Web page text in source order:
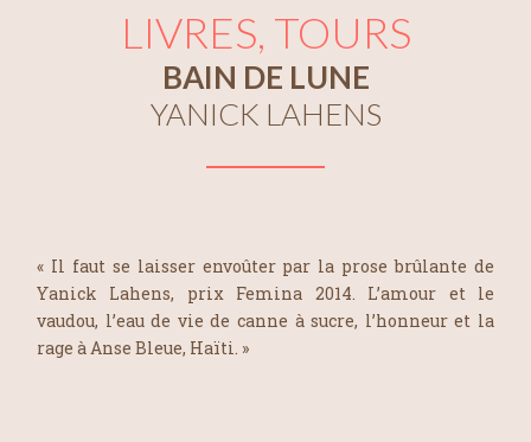
LIVRES, TOURS
BAIN DE LUNE
YANICK LAHENS
« Il faut se laisser envoûter par la prose brûlante de
Yanick Lahens, prix Femina 2014. L’amour et le
vaudou, l’eau de vie de canne à sucre, l’honneur et la
rage à Anse Bleue, Haïti. »